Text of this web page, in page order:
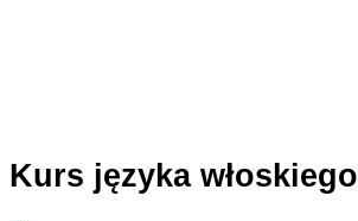
Kurs języka włoskiego